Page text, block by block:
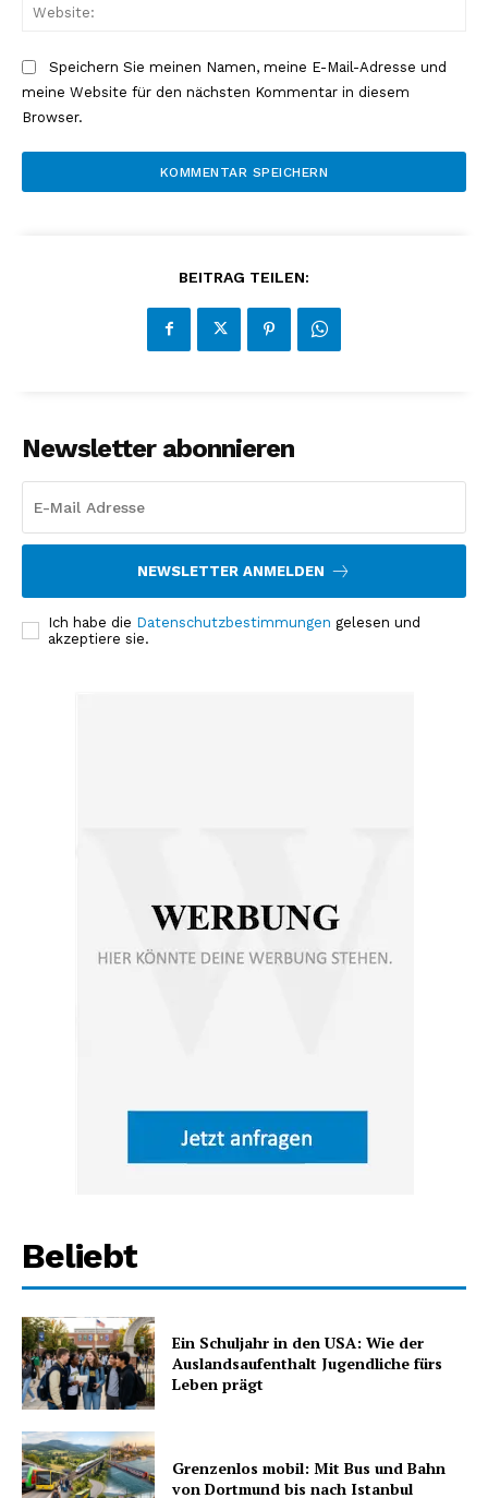
Speichern Sie meinen Namen, meine E-Mail-Adresse und
meine Website für den nächsten Kommentar in diesem
Browser.
BEITRAG TEILEN:
Newsletter abonnieren
NEWSLETTER ANMELDEN
Ich habe die Datenschutzbestimmungen gelesen und
akzeptiere sie.
Beliebt
Ein Schuljahr in den USA: Wie der
Auslandsaufenthalt Jugendliche fürs
Leben prägt
Grenzenlos mobil: Mit Bus und Bahn
von Dortmund bis nach Istanbul